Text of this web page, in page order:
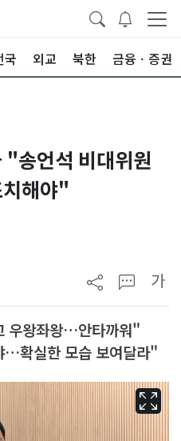
국 외교 북한 금융ㆍ증권
"송언석 비대위원
해야"
가
우왕좌왕…안타까워"
…확실한 모습 보여달라"